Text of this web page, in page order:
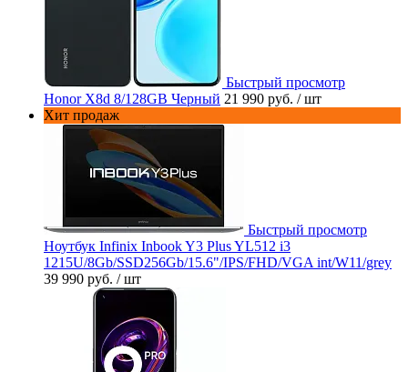
Быстрый просмотр
Honor X8d 8/128GB Черный 21 990 руб. / шт
Хит продаж
Быстрый просмотр
Ноутбук Infinix Inbook Y3 Plus YL512 i3
1215U/8Gb/SSD256Gb/15.6"/IPS/FHD/VGA int/W11/grey
39 990 руб. / шт